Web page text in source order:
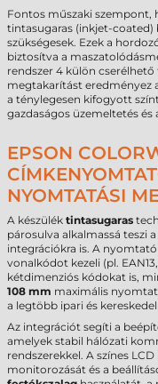
Fontos műszaki szempont,
tintasugaras (inkjet-
szükségesek. Ezek a
biztosítva a
rendszer 4 külön
megtakarítást eredményez
a ténylegesen kifogyott
gazdaságos üzemeltetés és
EPSON
NYOMTATÁSI
A készülék tintasugaras
párosulva alkalmassá teszi
integrációkra is. A
vonalkódot kezeli (pl.
kétdimenziós kódokat is,
108 mm maximális
a legtöbb ipari és
Az integrációt segíti a
amelyek stabil hálózati
rendszerekkel. A színes
monitorozását és a